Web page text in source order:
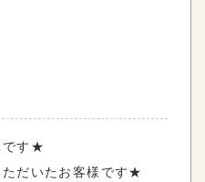
です★
だいたお客様です★